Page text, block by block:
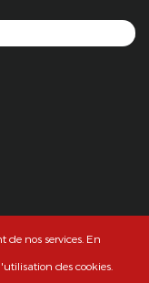
de nos services. En
des cookies.